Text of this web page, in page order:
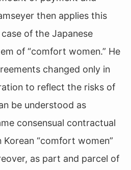
then applies this
of the Japanese
of “comfort women.” He
changed only in
to reflect the risks of
be understood as
consensual contractual
“comfort women”
as part and parcel of